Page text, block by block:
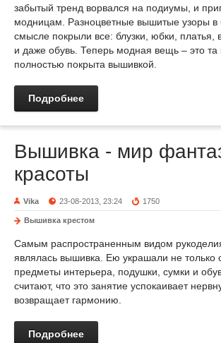
забытый тренд ворвался на подиумы, и
модницам. Разноцветные вышитые узоры в
смысле покрыли все: блузки, юбки,
и даже обувь. Теперь модная вещь – это та
полностью покрыта вышивкой.
Подробнее
Вышивка - мир
красоты
Vika 23-08-2013, 23:24 1750
Вышивка крестом
Самым распространенным видом
являлась вышивка. Ею украшали не только
предметы интерьера, подушки, сумки и
считают, что это занятие успокаивает
возвращает гармонию.
Подробнее